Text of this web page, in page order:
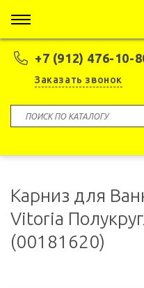
+7 (912) 476-10-
Заказать звонок
Карниз для
Vitoria
(00181620)